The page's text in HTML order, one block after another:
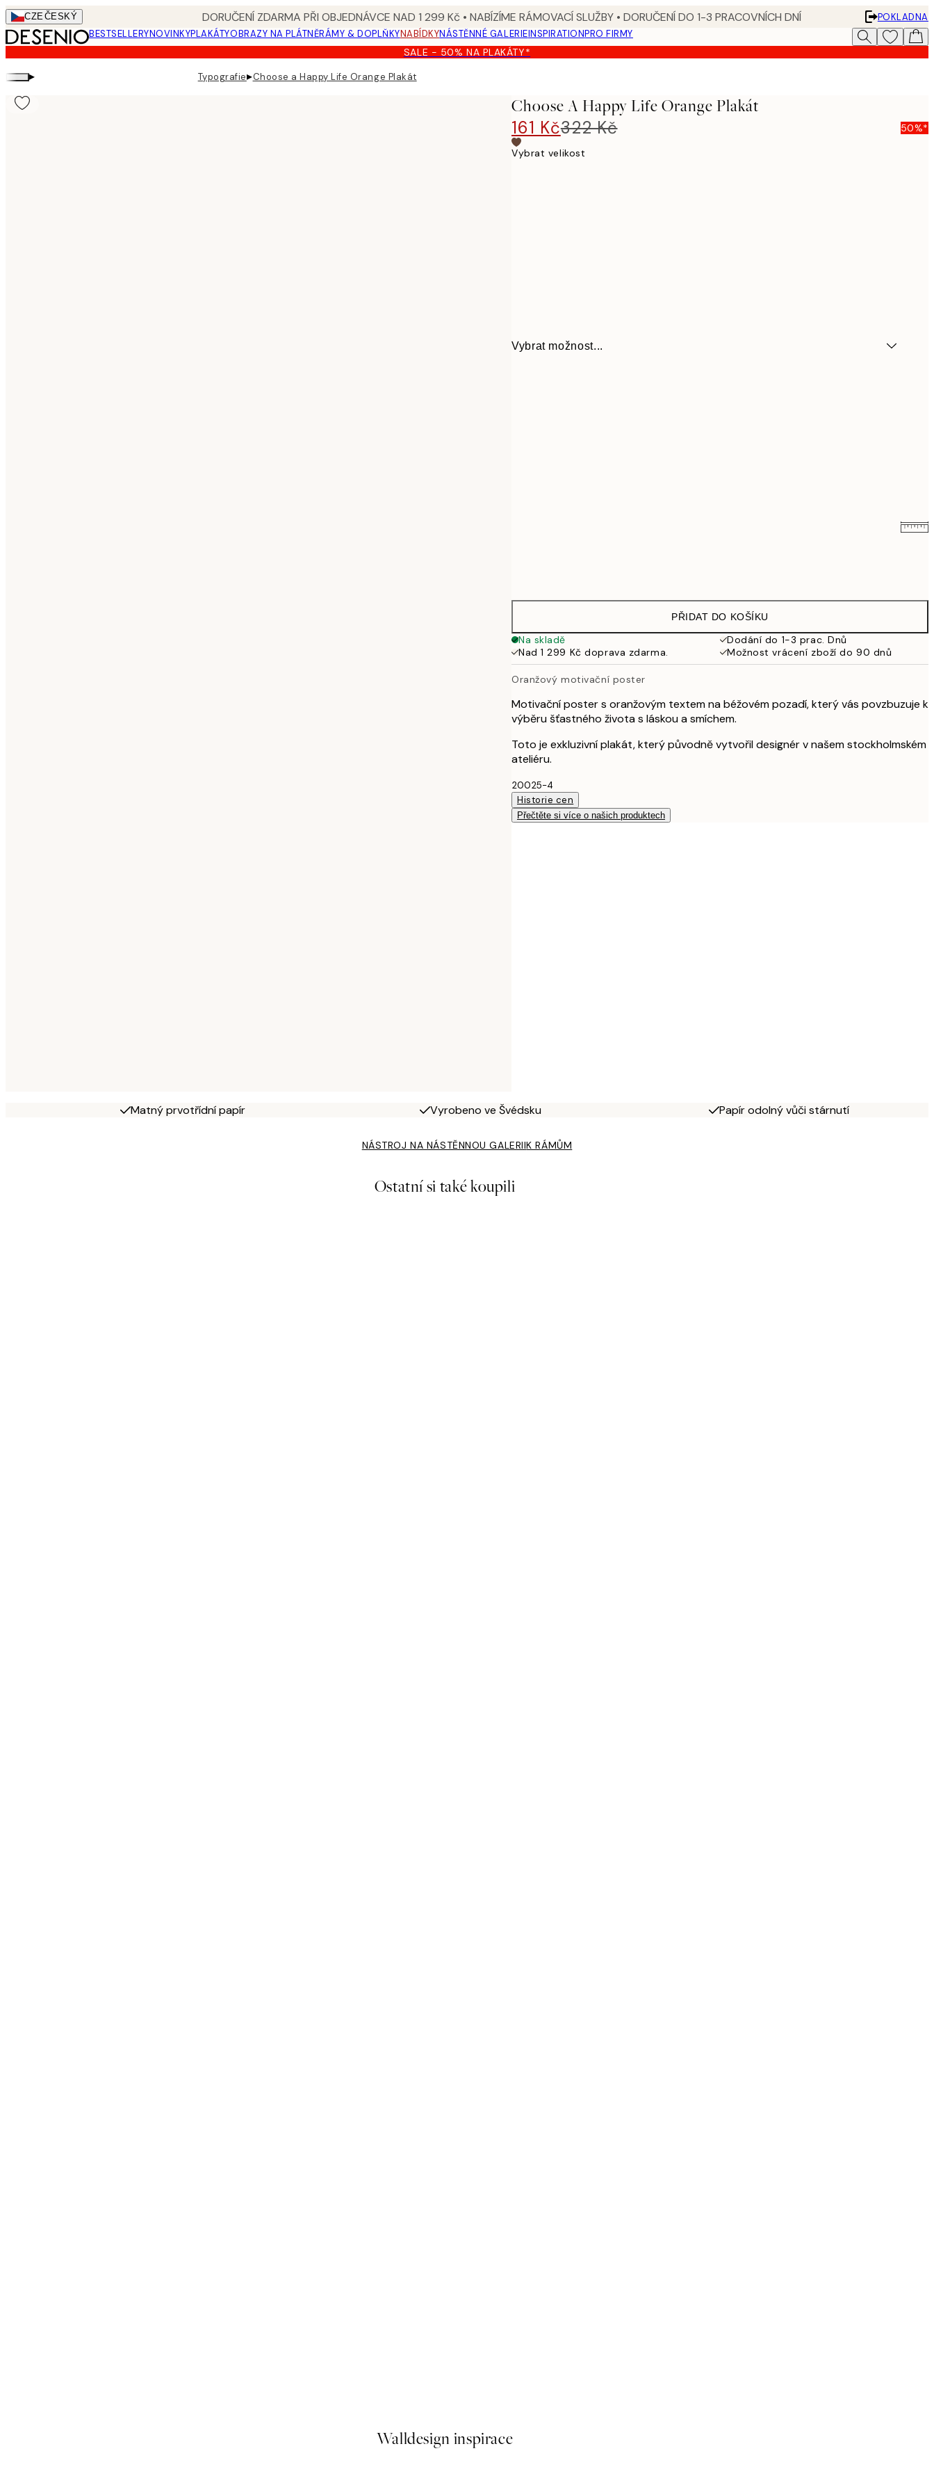
Skip
to
main
content.
CZEČESKÝ DORUČENÍ ZDARMA PŘI OBJEDNÁVCE NAD 1 299 Kč • NABÍZÍME RÁMOVACÍ SLUŽBY • DORUČENÍ DO 1-3 PRACOVNÍCH DNÍ
POKLADNA
BESTSELLERYNOVINKYPLAKÁTYOBRAZY NA PLÁTNĚRÁMY & DOPLŇKYNABÍDKYNÁSTĚNNÉ GALERIEINSPIRATIONPRO FIRMY
SALE - 50% NA PLAKÁTY*
▸ Typografie▸Choose a Happy Life Orange Plakát
Choose A Happy Life Orange Plakát
161 Kč322 Kč 50%*
Vybrat velikost
Vybrat možnost...
499 Kč
925 Kč
PŘIDAT DO KOŠÍKU
Na skladě
Dodání do 1-3 prac. Dnů
Nad 1 299 Kč doprava zdarma.
Možnost vrácení zboží do 90 dnů
Oranžový motivační poster
Motivační poster s oranžovým textem na béžovém pozadí, který vás povzbuzuje k
výběru šťastného života s láskou a smíchem.
Toto je exkluzivní plakát, který původně vytvořil designér v našem stockholmském
ateliéru.
20025-4
Historie cen
Přečtěte si více o našich produktech
Matný prvotřídní papír Vyrobeno ve Švédsku Papír odolný vůči stárnutí
NÁSTROJ NA NÁSTĚNNOU GALERIIK RÁMŮM
Ostatní si také koupili
Walldesign inspirace